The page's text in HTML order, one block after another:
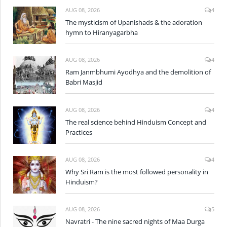
AUG 08, 2026 4
The mysticism of Upanishads & the adoration
hymn to Hiranyagarbha
AUG 08, 2026 4
Ram Janmbhumi Ayodhya and the demolition of
Babri Masjid
AUG 08, 2026 4
The real science behind Hinduism Concept and
Practices
AUG 08, 2026 4
Why Sri Ram is the most followed personality in
Hinduism?
AUG 08, 2026 5
Navratri - The nine sacred nights of Maa Durga